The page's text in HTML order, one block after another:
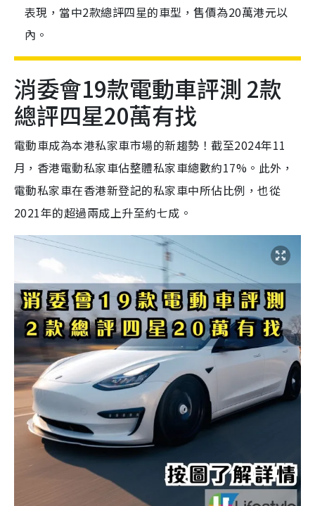
表現，當中2款總評四星的車型，售價為20萬港元以
內。
消委會19款電動車評測 2款
總評四星20萬有找
電動車成為本港私家車市場的新趨勢！截至2024年11
月，香港電動私家車佔整體私家車總數約17%。此外，
電動私家車在香港新登記的私家車中所佔比例，也從
2021年的超過兩成上升至約七成。